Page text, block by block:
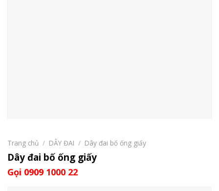
Trang chủ / DÂY ĐAI / Dây đai bố ống giấy
Dây đai bố ống giấy
Gọi 0909 1000 22